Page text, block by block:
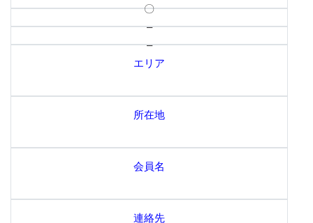
〇
–
–
エリア
所在地
会員名
連絡先